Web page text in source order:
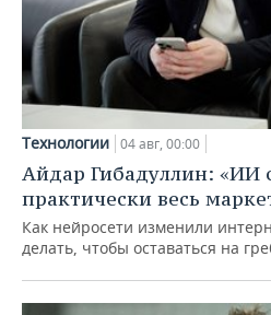
Технологии 04 авг, 00:00
Айдар Гибадуллин: «ИИ
практически весь
Как нейросети изменили
делать, чтобы оставаться на